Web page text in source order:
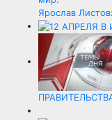
Ярослав